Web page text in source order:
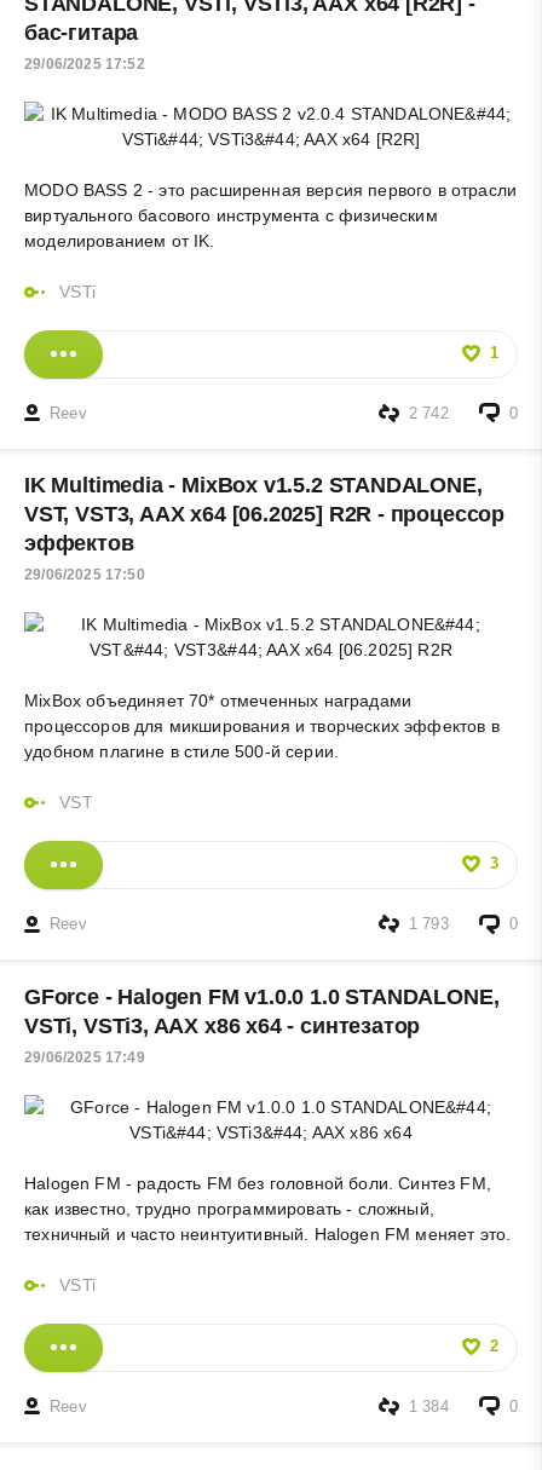
бас-гитара
29/06/2025 17:52
MODO BASS 2 - это расширенная версия первого в отрасли
виртуального басового инструмента с физическим
моделированием от IK.
VSTi
1
Reev 0
2 742
IK Multimedia - MixBox v1.5.2 STANDALONE,
VST, VST3, AAX x64 [06.2025] R2R - процессор
эффектов
29/06/2025 17:50
MixBox объединяет 70* отмеченных наградами
процессоров для микширования и творческих эффектов в
удобном плагине в стиле 500-й серии.
VST
3
Reev 0
1 793
GForce - Halogen FM v1.0.0 1.0 STANDALONE,
VSTi, VSTi3, AAX x86 x64 - синтезатор
29/06/2025 17:49
Halogen FM - радость FM без головной боли. Синтез FM,
как известно, трудно программировать - сложный,
техничный и часто неинтуитивный. Halogen FM меняет это.
VSTi
2
Reev 0
1 384